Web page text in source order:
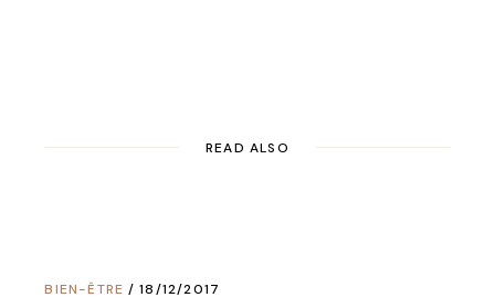
READ ALSO
BIEN-ÊTRE 18/12/2017